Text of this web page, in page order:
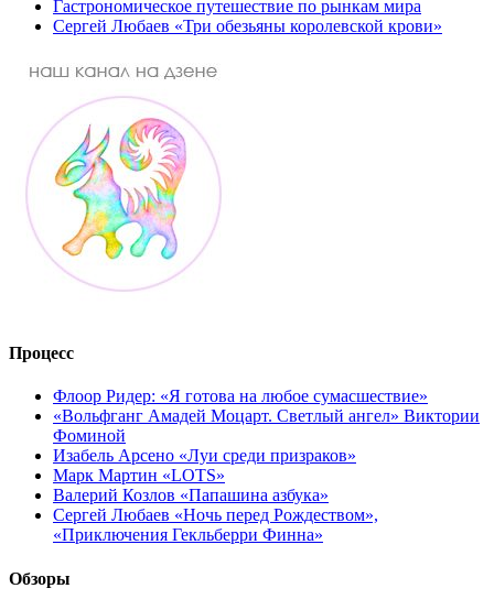
Гастрономическое путешествие по рынкам мира
Сергей Любаев «Три обезьяны королевской крови»
Процесс
Флоор Ридер: «Я готова на любое сумасшествие»
«Вольфганг Амадей Моцарт. Светлый ангел» Виктории
Фоминой
Изабель Арсено «Луи среди призраков»
Марк Мартин «LOTS»
Валерий Козлов «Папашина азбука»
Сергей Любаев «Ночь перед Рождеством»,
«Приключения Гекльберри Финна»
Обзоры